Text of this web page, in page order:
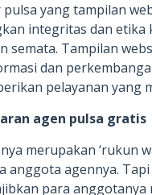
yang tampilan
integritas dan
semata. Tampilan
dan
pelayanan yang
agen pulsa gratis
merupakan ‘rukun
anggota agennya.
para